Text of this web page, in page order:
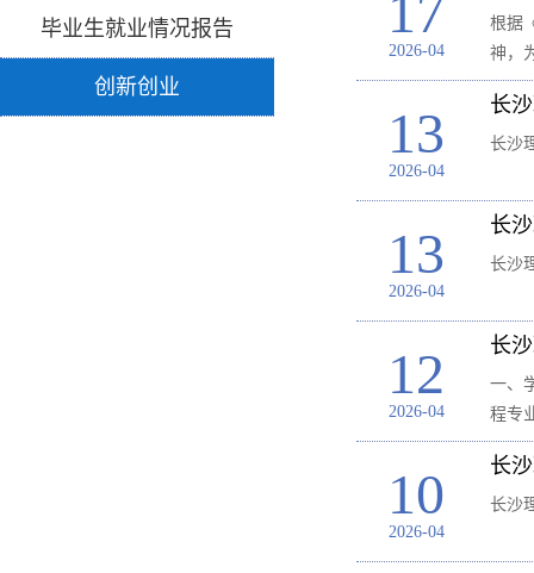
毕业生就业情况报告
创新创业
2026-04
根据
神，
13
2026-04
长
长沙
13
2026-04
长
长沙
12
2026-04
长
一、
程专
10
2026-04
长
长沙